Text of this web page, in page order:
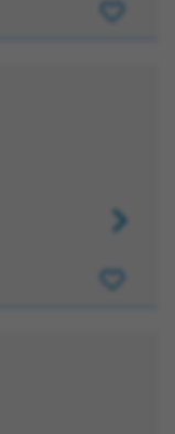
Assistant